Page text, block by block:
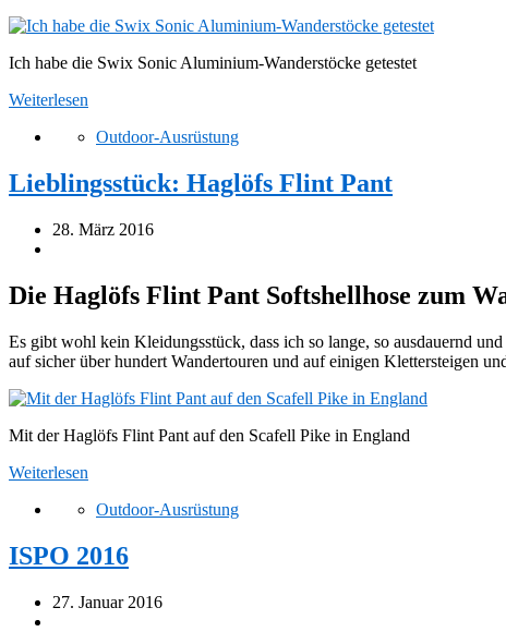
Ich habe die Swix Sonic Aluminium-Wanderstöcke getestet
Weiterlesen
Outdoor-Ausrüstung
Lieblingsstück: Haglöfs Flint Pant
28. März 2016
Die Haglöfs Flint Pant Softshellhose zum
Es gibt wohl kein Kleidungsstück, dass ich so lange, so ausdauernd
auf sicher über hundert Wandertouren und auf einigen Klettersteigen
Mit der Haglöfs Flint Pant auf den Scafell Pike in England
Weiterlesen
Outdoor-Ausrüstung
ISPO 2016
27. Januar 2016